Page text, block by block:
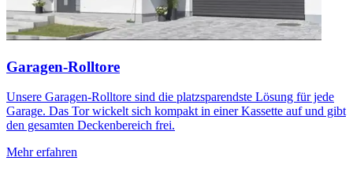
Garagen-Rolltore
Unsere Garagen-Rolltore sind die platzsparendste Lösung für jede
Garage. Das Tor wickelt sich kompakt in einer Kassette auf und gibt
den gesamten Deckenbereich frei.
Mehr erfahren